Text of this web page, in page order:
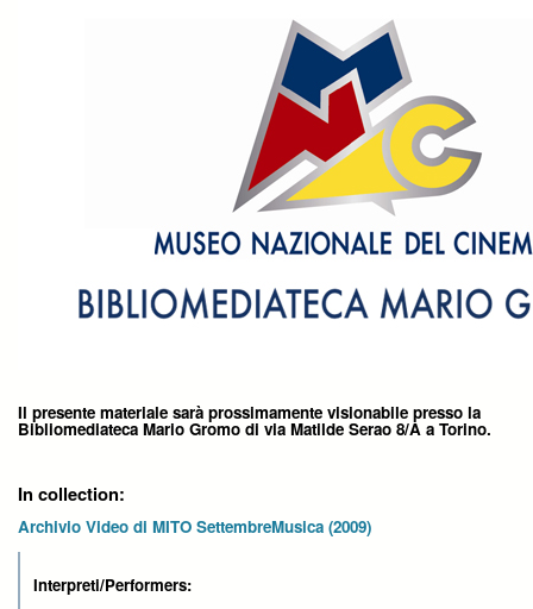
Il presente materiale sarà prossimamente visionabile presso la
Bibliomediateca Mario Gromo di via Matilde Serao 8/A a Torino.
In collection:
Archivio Video di MITO SettembreMusica (2009)
Interpreti/Performers: